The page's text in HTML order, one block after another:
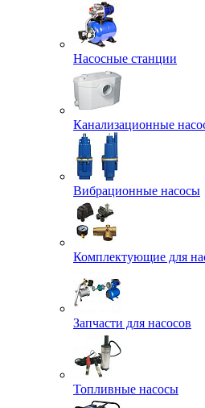
Насосные станции
Канализационные
Вибрационные насосы
Комплектующие для
Запчасти для насосов
Топливные насосы